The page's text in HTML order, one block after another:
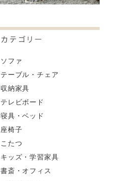
ソファ
テーブル・チェア
収納家具
テレビボード
寝具・ベッド
座椅子
こたつ
キッズ・学習家具
書斎・オフィス